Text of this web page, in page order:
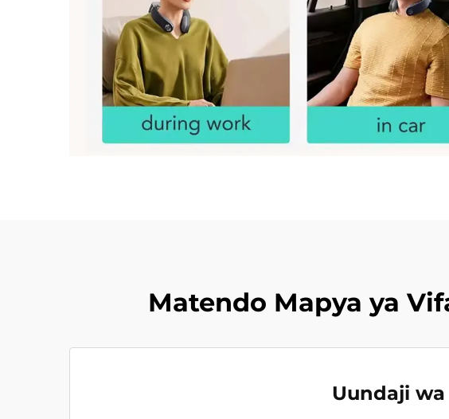
Matendo Mapya ya
Uundaji